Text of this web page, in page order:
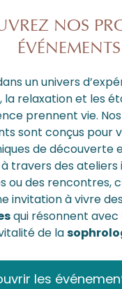
NOS
ÉVÉNEMENTS
un univers
la relaxation et les
prennent vie.
sont conçus pour
de découverte
travers des
ou des rencontres,
invitation à vivre
qui résonnent avec
de la
les